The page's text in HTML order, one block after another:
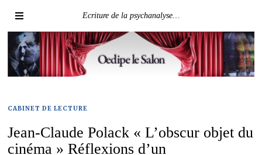
Ecriture de la psychanalyse…
CABINET DE LECTURE
Jean-Claude Polack « L’obscur objet du
cinéma » Réflexions d’un